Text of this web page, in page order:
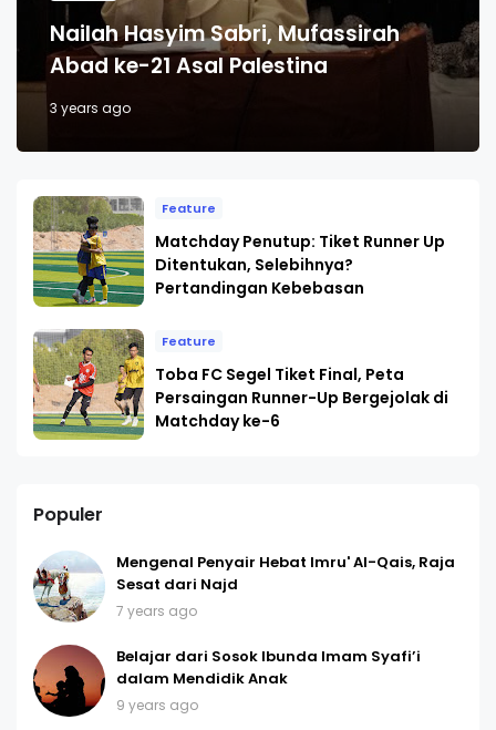
Nailah Hasyim Sabri, Mufassirah
Abad ke-21 Asal Palestina
3 years ago
Feature
Matchday Penutup: Tiket Runner Up
Ditentukan, Selebihnya?
Pertandingan Kebebasan
Feature
Toba FC Segel Tiket Final, Peta
Persaingan Runner-Up Bergejolak di
Matchday ke-6
Populer
Mengenal Penyair Hebat Imru' Al-Qais, Raja
Sesat dari Najd
7 years ago
Belajar dari Sosok Ibunda Imam Syafi’i
dalam Mendidik Anak
9 years ago